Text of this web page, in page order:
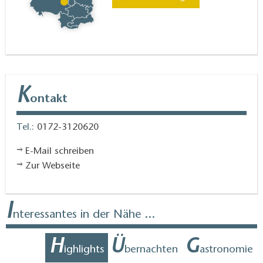
Kontakt
Tel.: 0172-3120620
E-Mail schreiben
Zur Webseite
Interessantes in der Nähe ...
Highlights Übernachten Gastronomie